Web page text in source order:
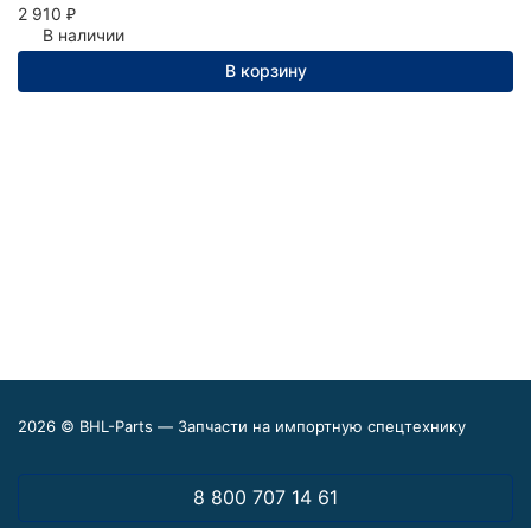
2 910 ₽
В наличии
В корзину
2026 © BHL-Parts — Запчасти на импортную спецтехнику
8 800 707 14 61